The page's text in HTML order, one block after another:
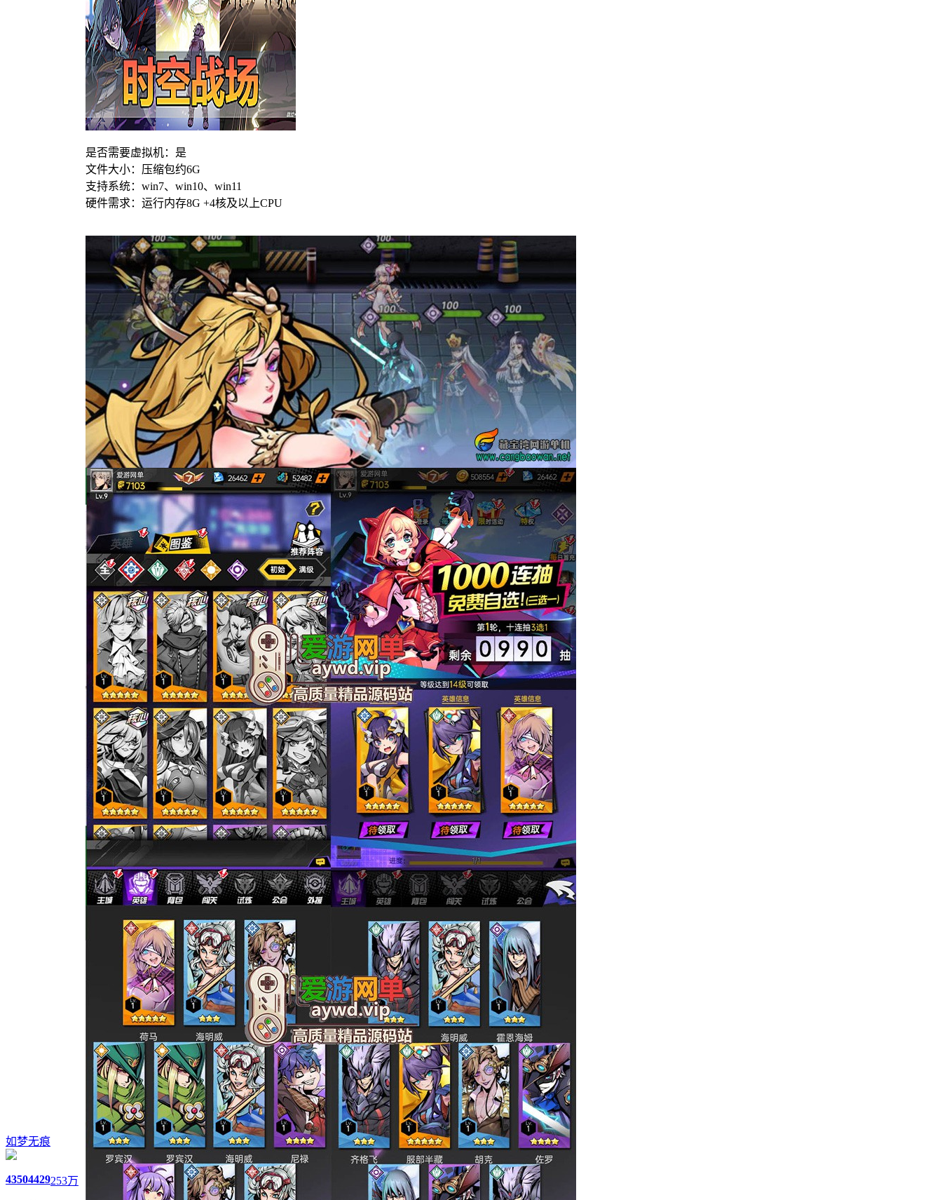
如梦无痕
43504429253万
是否需要虚拟机：是
文件大小：压缩包约6G
支持系统：win7、win10、win11
硬件需求：运行内存8G +4核及以上CPU